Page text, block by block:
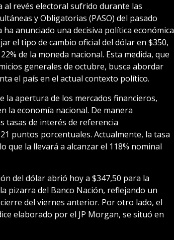
al revés electoral sufrido durante las
y Obligatorias (PASO) del pasado
anunciado una decisiva política económica
el tipo de cambio oficial del dólar en $350,
de la moneda nacional. Esta medida, que
generales de octubre, busca abordar
el país en el actual contexto político.
la apertura de los mercados financieros,
la economía nacional. De manera
tasas de interés de referencia
puntos porcentuales. Actualmente, la tasa
que la llevará a alcanzar el 118% nominal
del dólar abrió hoy a $347,50 para la
pizarra del Banco Nación, reflejando un
del viernes anterior. Por otro lado, el
elaborado por el JP Morgan, se situó en